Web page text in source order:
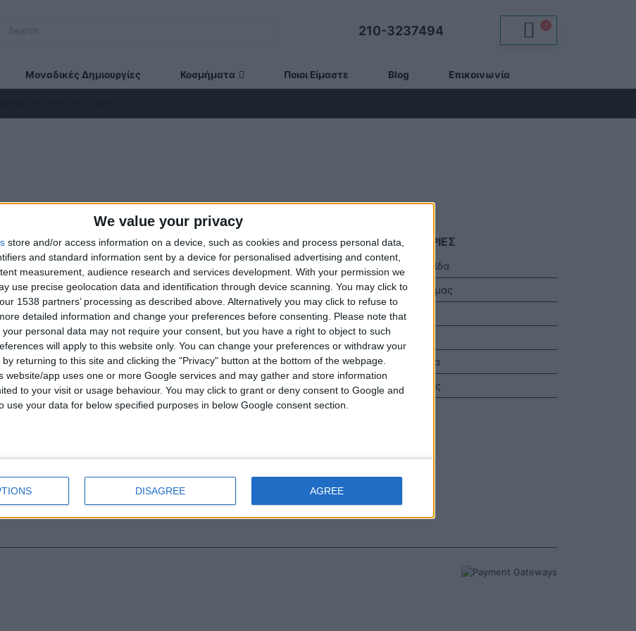
We value your privacy
store and/or access information on a device, such as cookies and process personal data,
and standard information sent by a device for personalised advertising and content,
measurement, audience research and services development. With your permission we
use precise geolocation data and identification through device scanning. You may click to
1538 partners’ processing as described above. Alternatively you may click to refuse to
detailed information and change your preferences before consenting.
Please note that
personal data may not require your consent, but you have a right to object to such
will apply to this website only. You can change your preferences or withdraw your
returning to this site and clicking the "Privacy" button at the bottom of the webpage.
website/app uses one or more Google services and may gather and store information
to your visit or usage behaviour. You may click to grant or deny consent to Google and
use your data for below specified purposes in below Google consent section.
DISAGREE AGREE
210-3237494
Μοναδικές Δημιουργίες Κοσμήματα Ποιοι Είμαστε Blog Επικοινωνία
ΜΑΣ
κοσμήματα υψηλής
από το 1960
(1ος όροφος), Αθήνα,
3237494
ΤΕΛΕΥΤΑΊΑ ΠΡΟΪΌΝΤΑ
Κολιέ 14Κ χρυσό με Λίθους (επιλογές)
055
0out of 5
€434.00Original
price
was:
€434.00.
€372.00Η
τρέχουσα
τιμή
είναι:
€372.00.
Σταυρός 14Κ χρυσό & αλυσίδα 108
0out of 5
€ 843.20
RECENT PRODUCTS
Κολιέ 14Κ χρυσό με Λίθους (επιλογές)
price
was:
τρέχουσα
τιμή
€372.00.
0out of 5
€843.20
ΠΛΗΡΟΦΟΡΊΕΣ
Αρχική Σελίδα
Η Εταιρεία μας
Αποστολές
Πληρωμές
Επικοινωνία
Όροι Χρήσης